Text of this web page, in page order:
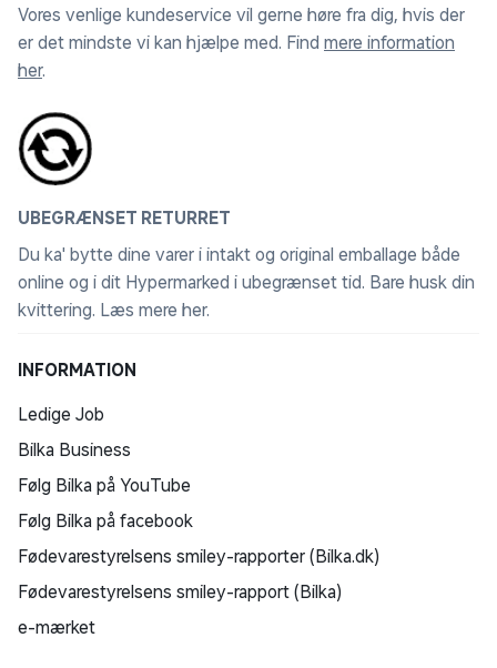
Vores venlige kundeservice vil gerne høre fra dig, hvis der
er det mindste vi kan hjælpe med. Find mere information
her.
UBEGRÆNSET RETURRET
Du ka' bytte dine varer i intakt og original emballage både
online og i dit Hypermarked i ubegrænset tid. Bare husk din
kvittering. Læs mere her.
INFORMATION
Ledige Job
Bilka Business
Følg Bilka på YouTube
Følg Bilka på facebook
Fødevarestyrelsens smiley-rapporter (Bilka.dk)
Fødevarestyrelsens smiley-rapport (Bilka)
e-mærket